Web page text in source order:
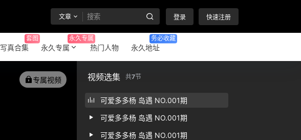
文章 登录 快速注册
写真合集
套图
永久专属
永久专属
热门人物 永久地址
务必收藏
专属视频 视频选集 共7节
可爱多多杨 岛遇 NO.001期
可爱多多杨 岛遇 NO.001期
可爱多多杨 岛遇 NO.001期